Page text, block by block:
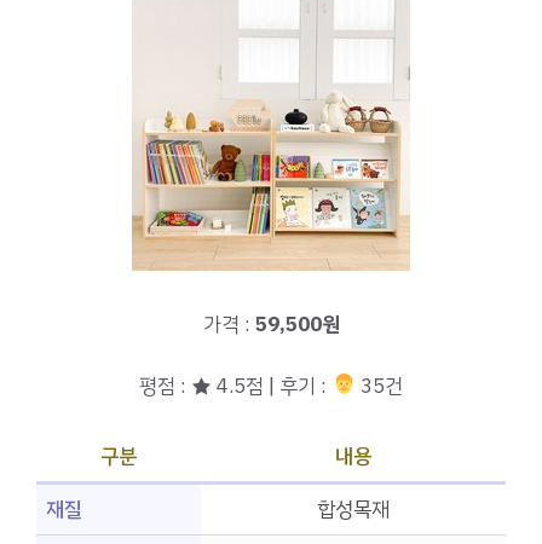
가격 : 59,500원
평점 : ★ 4.5점 | 후기 : ‍‍ 35건
구분
내용
재질
합성목재